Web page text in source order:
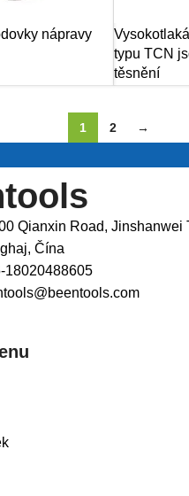
nápravy
typu TCN
těsnění
1 2 →
Qianxin Road, Jinshanwei
Čína
18020488605